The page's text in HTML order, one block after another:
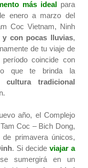
más idealpara
enero a marzo del
Coc Vietnam, Ninh
y con pocas lluvias,
de tu viaje de
coincide con
lo que te brinda la
cultura tradicional
año, el Complejo
Coc – Bich Dong,
primavera únicos,
. Si decide viajar a
sumergirá en un